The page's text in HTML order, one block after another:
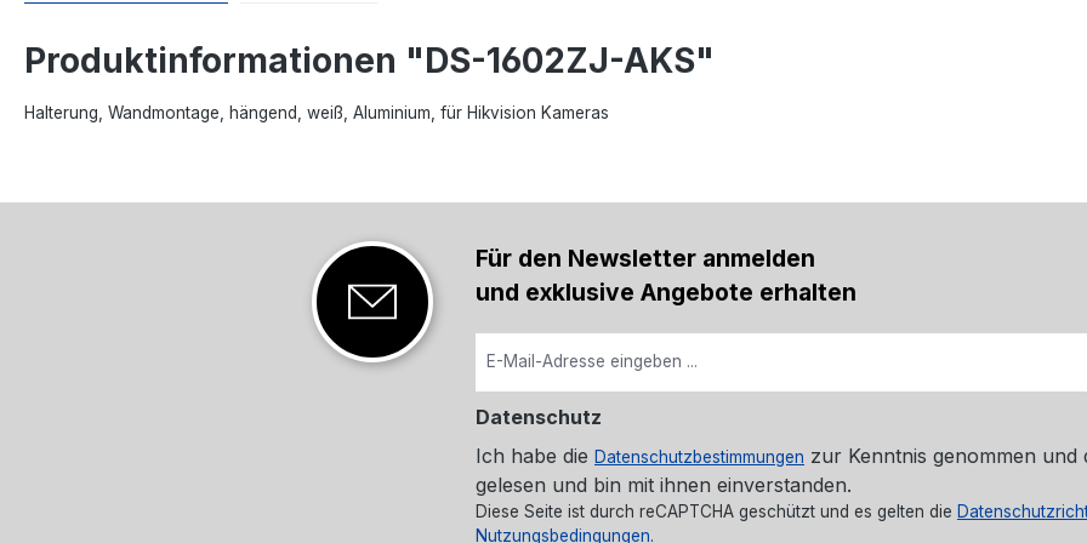
Produktinformationen "DS-1602ZJ-AKS"
Halterung, Wandmontage, hängend, weiß, Aluminium, für Hikvision Kameras
Für den Newsletter anmelden
und exklusive Angebote erhalten
Datenschutz
Ich habe die Datenschutzbestimmungen zur Kenntnis genommen und
gelesen und bin mit ihnen einverstanden.
Diese Seite ist durch reCAPTCHA geschützt und es gelten die
Nutzungsbedingungen.